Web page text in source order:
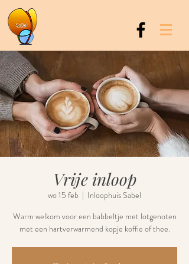
Vrije inloop
wo 15 feb
  |
Inloophuis Sabel
Warm welkom voor een babbeltje met lotgenoten
met een hartverwarmend kopje koffie of thee.